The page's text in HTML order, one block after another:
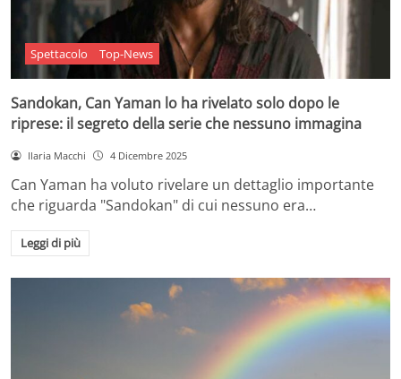
Spettacolo Top-News
Sandokan, Can Yaman lo ha rivelato solo dopo le
riprese: il segreto della serie che nessuno immagina
Ilaria Macchi 4 Dicembre 2025
Can Yaman ha voluto rivelare un dettaglio importante
che riguarda "Sandokan" di cui nessuno era…
Leggi di più